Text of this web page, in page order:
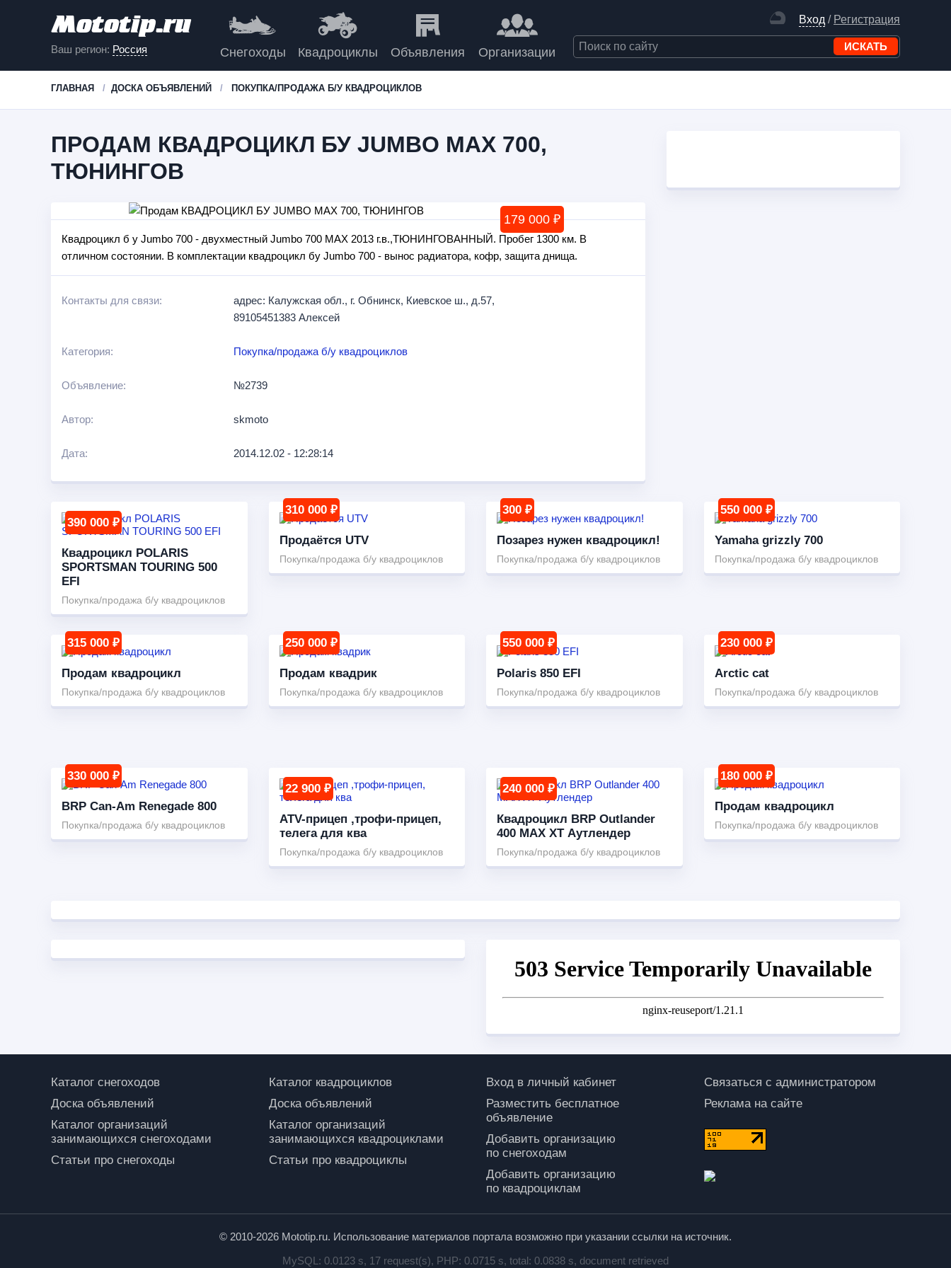
Ваш регион: Россия
Вход / Регистрация
Снегоходы Квадроциклы Объявления Организации
ГЛАВНАЯ ДОСКА ОБЪЯВЛЕНИЙ ПОКУПКА/ПРОДАЖА Б/У КВАДРОЦИКЛОВ
ПРОДАМ КВАДРОЦИКЛ БУ JUMBO MAX 700,
ТЮНИНГОВ
179 000 ₽
Квадроцикл б у Jumbo 700 - двухместный Jumbo 700 MAX 2013 г.в.,ТЮНИНГОВАННЫЙ. Пробег 1300 км. В
отличном состоянии. В комплектации квадроцикл бу Jumbo 700 - вынос радиатора, кофр, защита днища.
Контакты для связи:
адрес: Калужская обл., г. Обнинск, Киевское ш., д.57,
89105451383 Алексей
Категория: Покупка/продажа б/у квадроциклов
Объявление: №2739
Автор: skmoto
Дата: 2014.12.02 - 12:28:14
390 000 ₽
Квадроцикл POLARIS
SPORTSMAN TOURING 500
EFI
Покупка/продажа б/у квадроциклов
310 000 ₽
Продаётся UTV
Покупка/продажа б/у квадроциклов
300 ₽
Позарез нужен квадроцикл!
Покупка/продажа б/у квадроциклов
550 000 ₽
Yamaha grizzly 700
Покупка/продажа б/у квадроциклов
315 000 ₽
Продам квадроцикл
Покупка/продажа б/у квадроциклов
250 000 ₽
Продам квадрик
Покупка/продажа б/у квадроциклов
550 000 ₽
Polaris 850 EFI
Покупка/продажа б/у квадроциклов
230 000 ₽
Arctic cat
Покупка/продажа б/у квадроциклов
330 000 ₽
BRP Can-Am Renegade 800
Покупка/продажа б/у квадроциклов
22 900 ₽
ATV-прицеп ,трофи-прицеп,
телега для ква
Покупка/продажа б/у квадроциклов
240 000 ₽
Квадроцикл BRP Outlander
400 MAX XT Аутлендер
Покупка/продажа б/у квадроциклов
180 000 ₽
Продам квадроцикл
Покупка/продажа б/у квадроциклов
Каталог снегоходов
Доска объявлений
Каталог организаций
занимающихся снегоходами
Статьи про снегоходы
Каталог квадроциклов
Доска объявлений
Каталог организаций
занимающихся квадроциклами
Статьи про квадроциклы
Вход в личный кабинет
Разместить бесплатное
объявление
Добавить организацию
по снегоходам
Добавить организацию
по квадроциклам
Связаться с администратором
Реклама на сайте
© 2010-2026 Mototip.ru. Использование материалов портала возможно при указании ссылки на источник.
MySQL: 0.0123 s, 17 request(s), PHP: 0.0715 s, total: 0.0838 s, document retrieved